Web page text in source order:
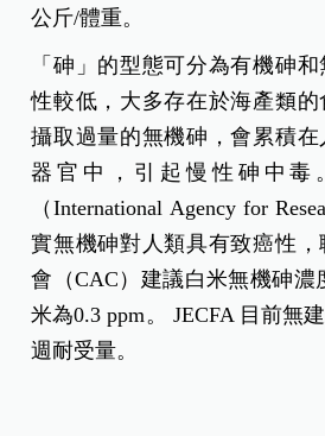
公斤/體重。
「砷」的型態可分為有機砷
性較低，大多存在於海產類
攝取過量的無機砷，會累積
器官中，引起慢性砷中毒
（International Agency for
實無機砷對人類具有致癌性
會（CAC）建議白米無機砷濃
米為0.3 ppm。 JECFA 目前無
週耐受量。